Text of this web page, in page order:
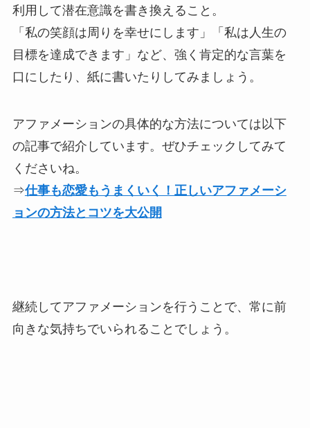
利用して潜在意識を書き換えること。
「私の笑顔は周りを幸せにします」「私は人生の
目標を達成できます」など、強く肯定的な言葉を
口にしたり、紙に書いたりしてみましょう。
アファメーションの具体的な方法については以下
の記事で紹介しています。ぜひチェックしてみて
くださいね。
⇒仕事も恋愛もうまくいく！正しいアファメーシ
ョンの方法とコツを大公開
継続してアファメーションを行うことで、常に前
向きな気持ちでいられることでしょう。